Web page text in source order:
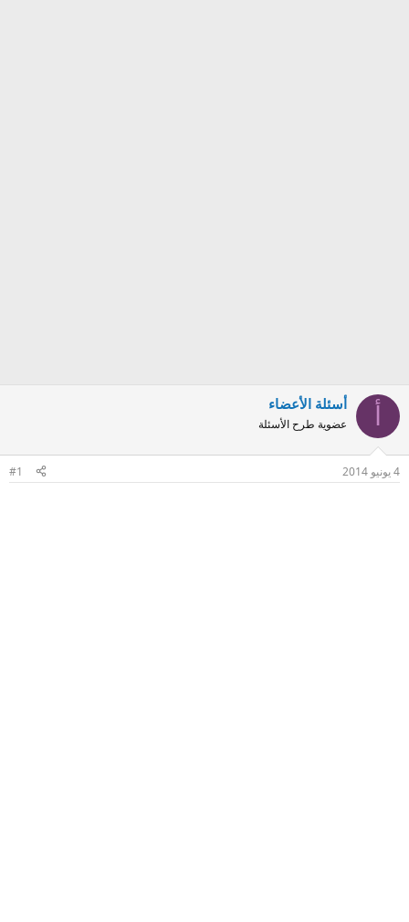
أسئلة الأعضاء
عضوية طرح الأسئلة
4 يونيو 2014 #1